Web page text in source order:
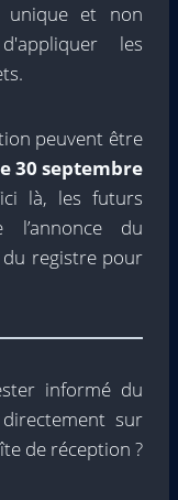
unique et non
les
peuvent être
30 septembre
là, les futurs
l’annonce du
du registre pour
informé du
directement sur
de réception ?